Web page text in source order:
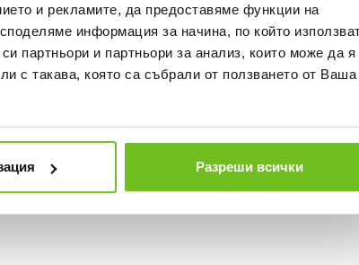
и рекламите, да предоставяме функции на
информация за начина, по който
партньори и партньори за анализ, които може да я
с такава, която са събрали от ползването от Ваша
Разреши всички
BGN
NIKE TEAMWEAR
Текуща цена:
15,99 €/31,27 BGN